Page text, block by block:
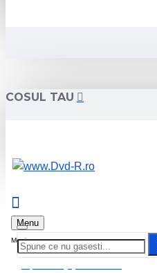
COSUL TAU
Menu